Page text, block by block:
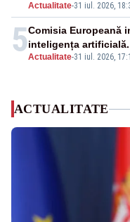
Actualitate-31 iul. 2026,
5Actualitate-31 iul. 2026,
Comisia Europeană
inteligența
ACTUALITATE